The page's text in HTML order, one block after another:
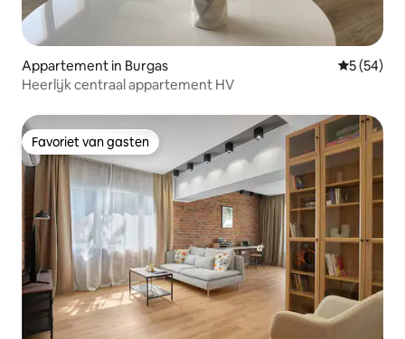
Appartement in Burgas
5 (54)
Heerlijk centraal appartement HV
Favoriet van gasten
Favoriet van gasten